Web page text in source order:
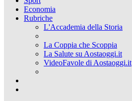
Economia
Rubriche
L'Accademia della Storia
La Coppia che Scoppia
La Salute su Aostaoggi.it
VideoFavole di Aostaoggi.it